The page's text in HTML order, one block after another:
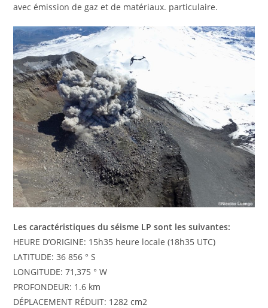
avec émission de gaz et de matériaux. particulaire.
Les caractéristiques du séisme LP sont les suivantes:
HEURE D’ORIGINE: 15h35 heure locale (18h35 UTC)
LATITUDE: 36 856 ° S
LONGITUDE: 71,375 ° W
PROFONDEUR: 1.6 km
DÉPLACEMENT RÉDUIT: 1282 cm2